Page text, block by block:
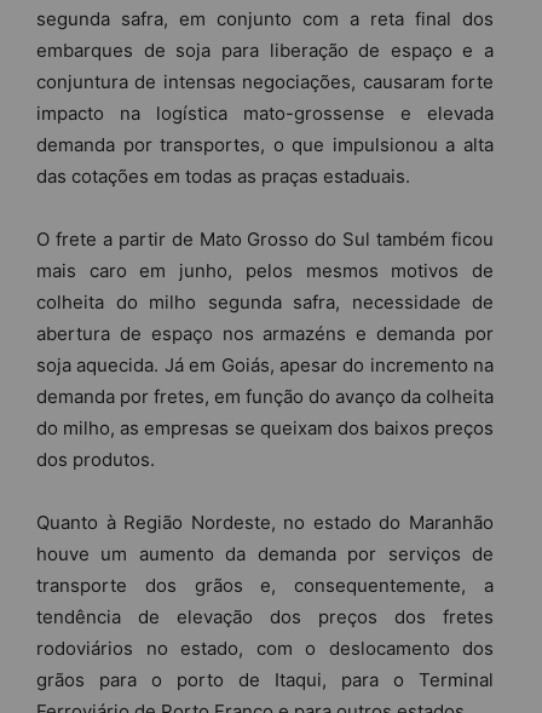
segunda safra, em conjunto com a reta final dos
embarques de soja para liberação de espaço e a
conjuntura de intensas negociações, causaram forte
impacto na logística mato-grossense e elevada
demanda por transportes, o que impulsionou a alta
das cotações em todas as praças estaduais.
O frete a partir de Mato Grosso do Sul também ficou
mais caro em junho, pelos mesmos motivos de
colheita do milho segunda safra, necessidade de
abertura de espaço nos armazéns e demanda por
soja aquecida. Já em Goiás, apesar do incremento na
demanda por fretes, em função do avanço da colheita
do milho, as empresas se queixam dos baixos preços
dos produtos.
Quanto à Região Nordeste, no estado do Maranhão
houve um aumento da demanda por serviços de
transporte dos grãos e, consequentemente, a
tendência de elevação dos preços dos fretes
rodoviários no estado, com o deslocamento dos
grãos para o porto de Itaqui, para o Terminal